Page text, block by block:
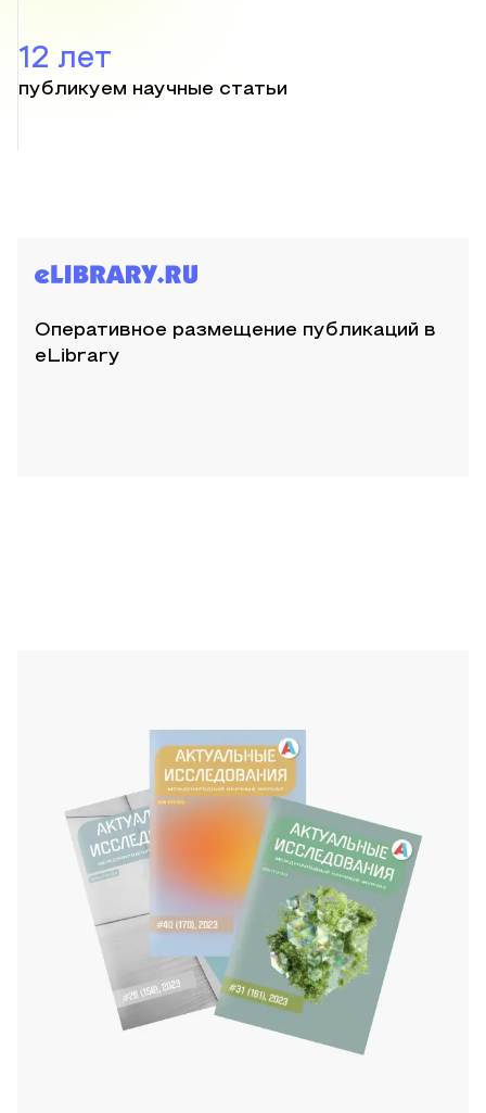
12 лет
публикуем научные статьи
Оперативное размещение публикаций в
eLibrary